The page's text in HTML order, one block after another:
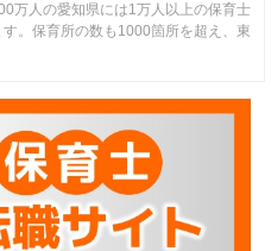
万人の愛知県には1万人以上の保育士
。保育所の数も1000箇所を超え、東